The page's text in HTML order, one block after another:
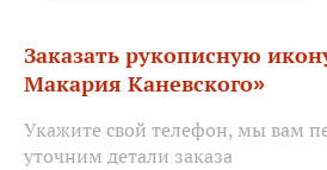
Заказать рукописную
Макария Каневского»
Укажите свой телефон, мы вам
уточним детали заказа